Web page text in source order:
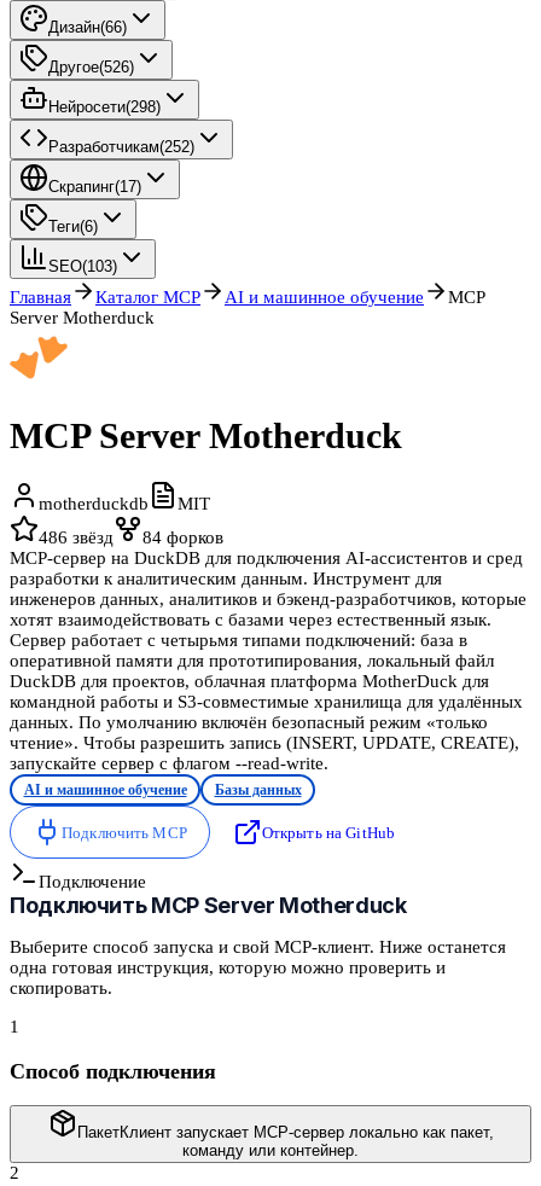
Дизайн(66)
Другое(526)
Нейросети(298)
Разработчикам(252)
Скрапинг(17)
Теги(6)
SEO(103)
Главная Каталог MCP AI и машинное обучение
MCP
Server Motherduck
MCP Server Motherduck
motherduckdb
MIT
486 звёзд 84 форков
MCP-сервер на DuckDB для подключения AI-ассистентов и сред
разработки к аналитическим данным. Инструмент для
инженеров данных, аналитиков и бэкенд-разработчиков, которые
хотят взаимодействовать с базами через естественный язык.
Сервер работает с четырьмя типами подключений: база в
оперативной памяти для прототипирования, локальный файл
DuckDB для проектов, облачная платформа MotherDuck для
командной работы и S3-совместимые хранилища для удалённых
данных. По умолчанию включён безопасный режим «только
чтение». Чтобы разрешить запись (INSERT, UPDATE, CREATE),
запускайте сервер с флагом --read-write.
AI и машинное обучение Базы данных
Подключить MCP Открыть на GitHub
Подключение
ПодключитьMCP Server Motherduck
Выберите способ запуска и свой MCP-клиент. Ниже останется
одна готовая инструкция, которую можно проверить и
скопировать.
1
Способ подключения
ПакетКлиент запускает MCP-сервер локально как пакет,
команду или контейнер.
2